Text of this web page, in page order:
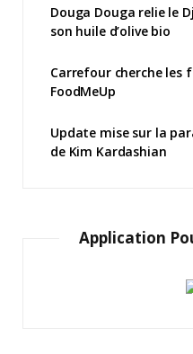
Douga Douga relie le
son huile d’olive bio
Carrefour cherche les
FoodMeUp
Update mise sur la
de Kim Kardashian
Application